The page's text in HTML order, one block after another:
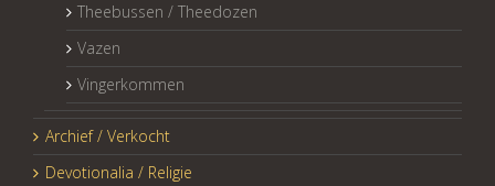
Theebussen / Theedozen
Vazen
Vingerkommen
Archief / Verkocht
Devotionalia / Religie